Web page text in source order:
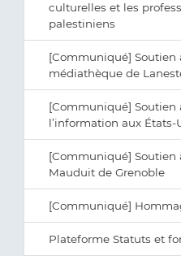
culturelles et les
palestiniens
[Communiqué] Soutien
médiathèque de
[Communiqué] Soutien
l’information aux États-
[Communiqué] Soutien
Mauduit de Grenoble
[Communiqué]
Plateforme Statuts et